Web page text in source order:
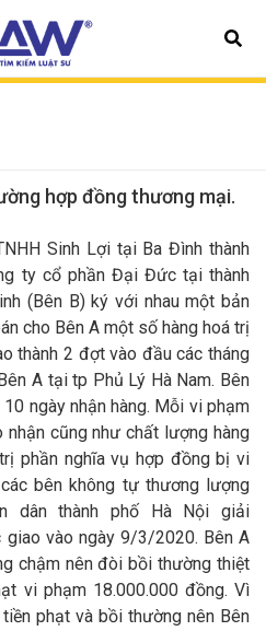
hợp đồng thương mại.
Sinh Lợi tại Ba Đình thành
ty cổ phần Đại Đức tại thành
(Bên B) ký với nhau một bản
cho Bên A một số hàng hoá trị
thành 2 đợt vào đầu các tháng
A tại tp Phủ Lý Hà Nam. Bên
ngày nhận hàng. Mỗi vi phạm
cũng như chất lượng hàng
phần nghĩa vụ hợp đồng bị vi
bên không tự thương lượng
dân thành phố Hà Nội giải
vào ngày 9/3/2020. Bên A
chậm nên đòi bồi thường thiệt
vi phạm 18.000.000 đồng. Vì
phạt và bồi thường nên Bên